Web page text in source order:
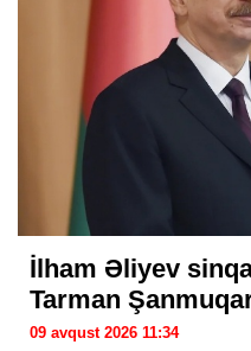
İlham Əliyev
Tarman
09 avqust 2026 11:34